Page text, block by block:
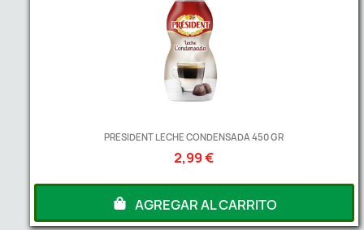
PRESIDENT LECHE CONDENSADA 450 GR
2,99 €
AGREGAR AL CARRITO